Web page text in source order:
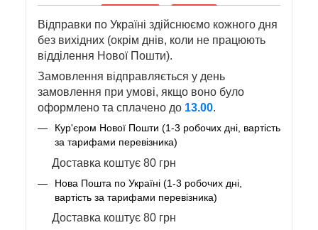
Відправки по Україні здійснюємо кожного дня
без вихідних (окрім днів, коли не працюють
відділення Нової Пошти).
Замовлення відправляється у день
замовлення при умові, якщо воно було
оформлено та сплачено до 13.00.
Кур'єром Нової Пошти (1-3 робочих дні, вартість
за тарифами перевізника)
Доставка коштує 80 грн
Нова Пошта по Україні (1-3 робочих дні,
вартість за тарифами перевізника)
Доставка коштує 80 грн